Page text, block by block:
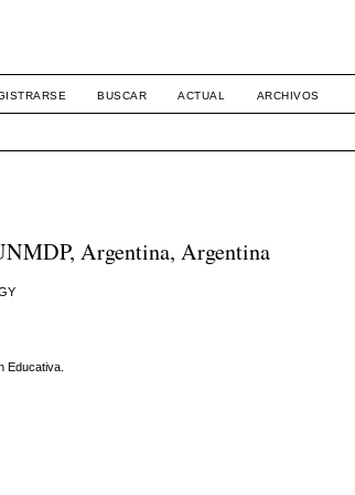
BUSCAR ACTUAL ARCHIVOS
Argentina, Argentina
Educativa.